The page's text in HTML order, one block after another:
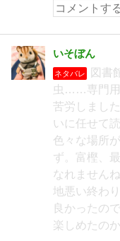
いそぼん
ネタバレ
図書
虫……専門用
苦労しまし
いに任せて
色々な場所
ず。富樫、
なれません
地悪い終わ
良かったの
楽しめたの